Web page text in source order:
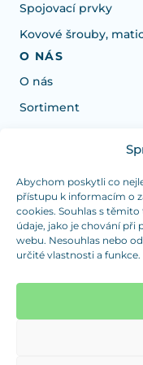
Abychom poskytli co
přístupu k informacím o
cookies. Souhlas s
údaje, jako je chování při
webu. Nesouhlas nebo
určité vlastnosti a funkce.
Spojovací prvky
Kovové šrouby,
O NÁS
O nás
Sortiment
Potřebujete
Jsme tu pro vás
a Pátek od 7:30 -
(platba pouze v
Jsme tu pro vás
a Pátek od 7:30 -